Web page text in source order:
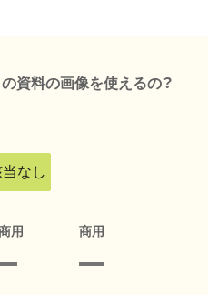
資料の画像を使えるの？
なし
用 商用